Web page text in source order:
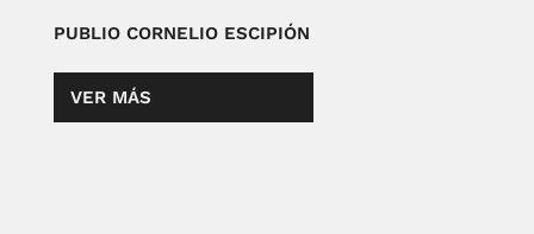
PUBLIO CORNELIO ESCIPIÓN
VER MÁS